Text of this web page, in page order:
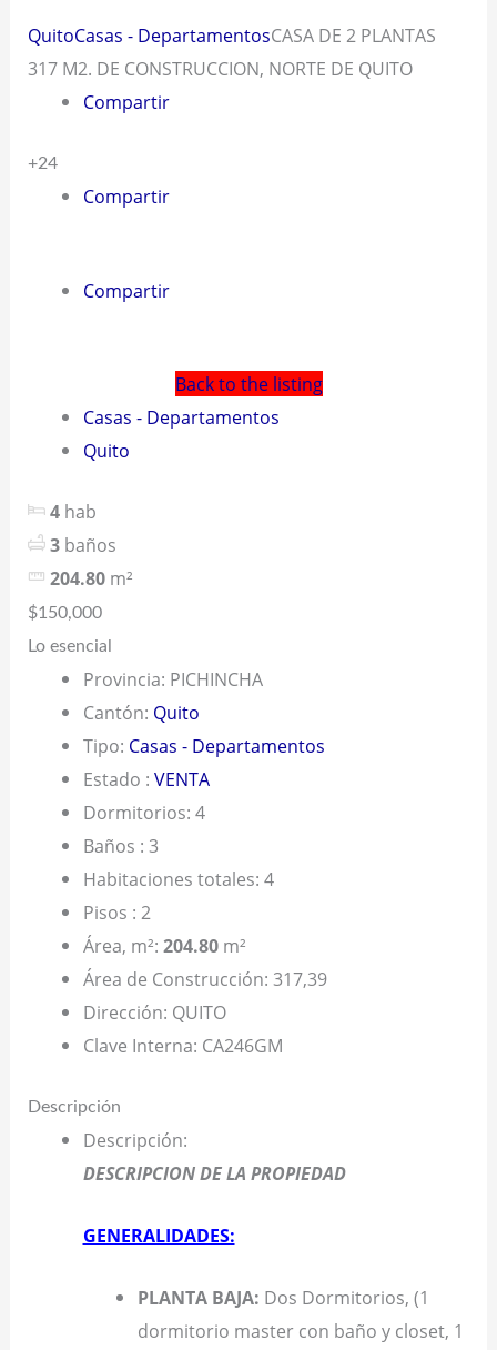
QuitoCasas - DepartamentosCASA DE 2 PLANTAS
317 M2. DE CONSTRUCCION, NORTE DE QUITO
Compartir
+24
Compartir
Compartir
Back to the listing
Casas - Departamentos
Quito
4 hab
3 baños
204.80 m²
$150,000
Lo esencial
Provincia: PICHINCHA
Cantón: Quito
Tipo: Casas - Departamentos
Estado : VENTA
Dormitorios: 4
Baños : 3
Habitaciones totales: 4
Pisos : 2
Área, m²: 204.80 m²
Área de Construcción: 317,39
Dirección: QUITO
Clave Interna: CA246GM
Descripción
Descripción:
DESCRIPCION DE LA PROPIEDAD
GENERALIDADES:
PLANTA BAJA: Dos Dormitorios, (1
dormitorio master con baño y closet, 1